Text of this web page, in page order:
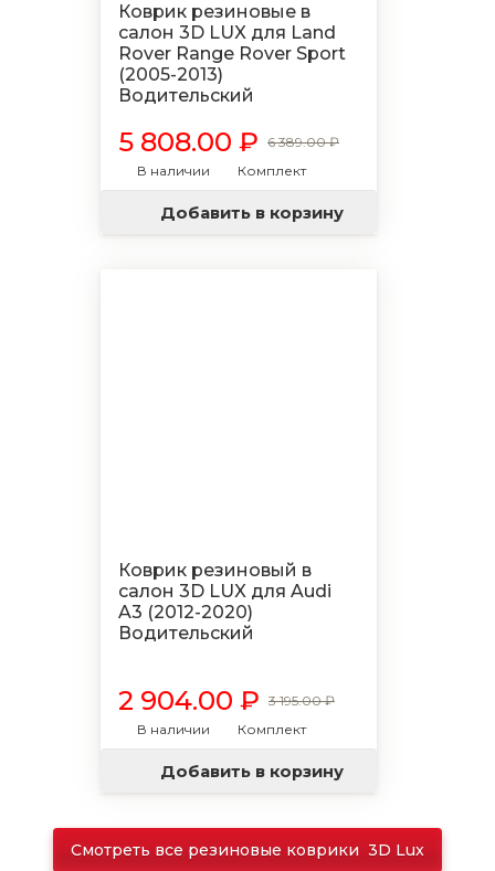
Коврик резиновые в
салон 3D LUX для Land
Rover Range Rover Sport
(2005-2013)
Водительский
5 808.00 ₽ 6 389.00 ₽
В наличии
Комплект
Добавить в корзину
Коврик резиновый в
салон 3D LUX для Audi
A3 (2012-2020)
Водительский
2 904.00 ₽ 3 195.00 ₽
В наличии
Комплект
Добавить в корзину
Смотреть все резиновые коврики 3D Lux